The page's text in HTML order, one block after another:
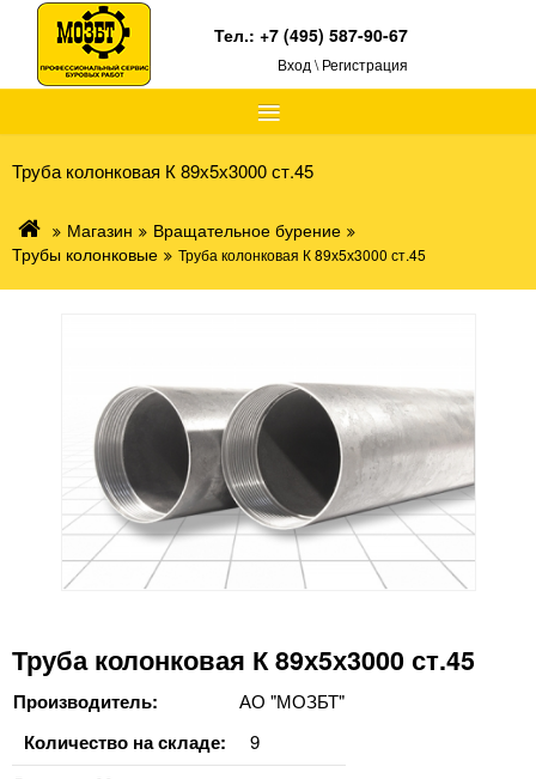
≡
Тел.:+7 (495) 587-90-67
Вход \ Регистрация
Труба колонковая К 89х5х3000 ст.45
Магазин
Вращательное бурение
Трубы колонковые
Труба колонковая К 89х5х3000 ст.45
Труба колонковая К 89х5х3000 ст.45
Производитель: АО "МОЗБТ"
Количество на складе: 9